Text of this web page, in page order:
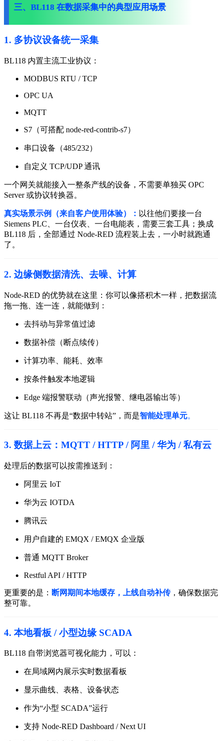
三、BL118 在数据采集中的典型应用场景
1. 多协议设备统一采集
BL118 内置主流工业协议：
MODBUS RTU / TCP
OPC UA
MQTT
S7（可搭配 node-red-contrib-s7）
串口设备（485/232）
自定义 TCP/UDP 通讯
一个网关就能接入一整条产线的设备，不需要单独买 OPC
Server 或协议转换器。
真实场景示例（来自客户使用体验）： 以往他们要接一台
Siemens PLC、一台仪表、一台电能表，需要三套工具； 换成
BL118 后，全部通过 Node-RED 流程装上去，一小时就跑通
了。
2. 边缘侧数据清洗、去噪、计算
Node-RED 的优势就在这里： 你可以像搭积木一样，把数据流
拖一拖、连一连，就能做到：
去抖动与异常值过滤
数据补偿（断点续传）
计算功率、能耗、效率
按条件触发本地逻辑
Edge 端报警联动（声光报警、继电器输出等）
这让 BL118 不再是“数据中转站”，而是智能处理单元。
3. 数据上云：MQTT / HTTP / 阿里 / 华为 / 私有云
处理后的数据可以按需推送到：
阿里云 IoT
华为云 IOTDA
腾讯云
用户自建的 EMQX / EMQX 企业版
普通 MQTT Broker
Restful API / HTTP
更重要的是： 断网期间本地缓存，上线自动补传，确保数据完
整可靠。
4. 本地看板 / 小型边缘 SCADA
BL118 自带浏览器可视化能力，可以：
在局域网内展示实时数据看板
显示曲线、表格、设备状态
作为“小型 SCADA”运行
支持 Node-RED Dashboard / Next UI